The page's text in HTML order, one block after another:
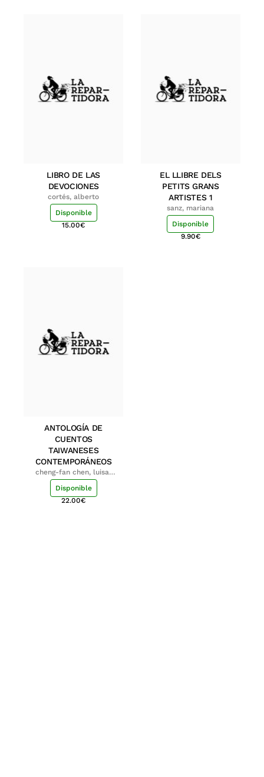
LIBRO DE LAS
DEVOCIONES
cortés, alberto
Disponible
15.00€
EL LLIBRE DELS
PETITS GRANS
ARTISTES 1
sanz, mariana
Disponible
9.90€
ANTOLOGÍA DE
CUENTOS
TAIWANESES
CONTEMPORÁNEOS
cheng-fan chen, luisa;
shu-ying chang, luisa
Disponible
22.00€